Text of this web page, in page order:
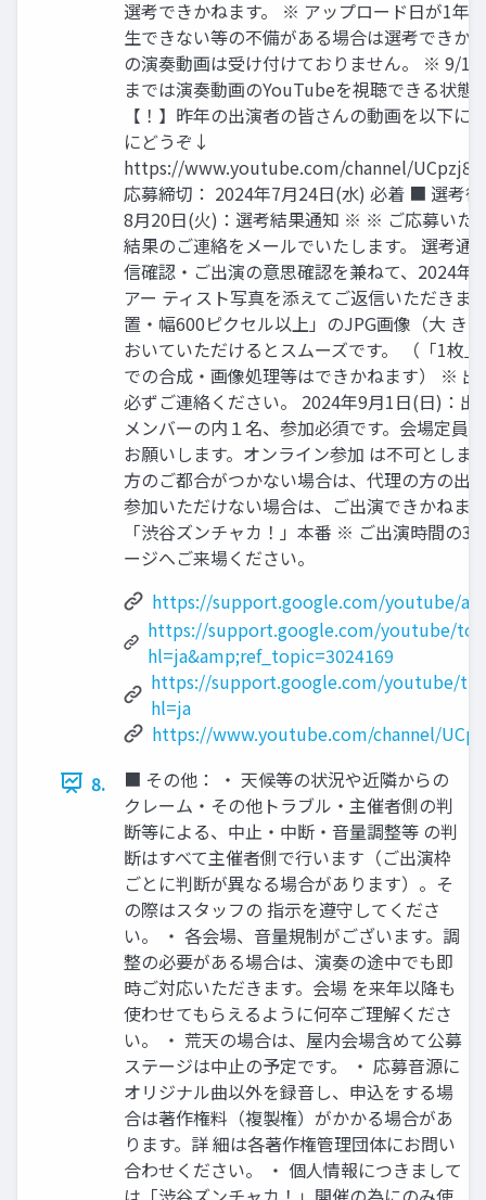
選考できかねます。 ※ アップロード日が1年
生できない等の不備がある場合は選考できか
の演奏動画は受け付けておりません。 ※ 9/1(
までは演奏動画のYouTubeを視聴できる状態
【！】昨年の出演者の皆さんの動画を以下に
にどうぞ↓
https://www.youtube.com/channel/
応募締切： 2024年7月24日(水) 必着 ■ 選考
8月20日(火)：選考結果通知 ※ ※ ご応募いた
結果のご連絡をメールでいたします。 選考通
信確認・ご出演の意思確認を兼ねて、2024年
アー ティスト写真を添えてご返信いただきま
置・幅600ピクセル以上」のJPG画像（大 き
おいていただけるとスムーズです。 （「1枚
での合成・画像処理等はできかねます） ※
必ずご連絡ください。 2024年9月1日(日)：
メンバーの内１名、参加必須です。会場定員
お願いします。オンライン参加 は不可としま
方のご都合がつかない場合は、代理の方の出
参加いただけない場合は、ご出演できかねま
「渋谷ズンチャカ！」本番 ※ ご出演時間の
ージへご来場ください。
https://support.google.com/youtube/
https://support.google.com/youtube/
hl=ja&amp;ref_topic=3024169
https://support.google.com/youtube/
hl=ja
https://www.youtube.com/channel/
8.
■ その他： ・ 天候等の状況や近隣からの
クレーム・その他トラブル・主催者側の判
断等による、中止・中断・音量調整等 の判
断はすべて主催者側で行います（ご出演枠
ごとに判断が異なる場合があります）。そ
の際はスタッフの 指示を遵守してくださ
い。 ・ 各会場、音量規制がございます。調
整の必要がある場合は、演奏の途中でも即
時ご対応いただきます。会場 を来年以降も
使わせてもらえるように何卒ご理解くださ
い。 ・ 荒天の場合は、屋内会場含めて公募
ステージは中止の予定です。 ・ 応募音源に
オリジナル曲以外を録音し、申込をする場
合は著作権料（複製権）がかかる場合があ
ります。詳 細は各著作権管理団体にお問い
合わせください。 ・ 個人情報につきまして